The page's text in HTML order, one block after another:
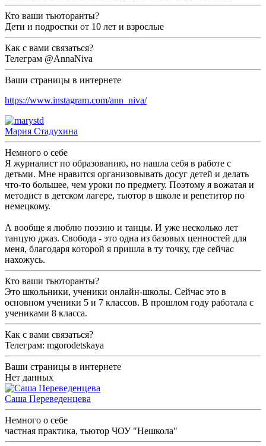
Кто ваши тьюторанты?
Дети и подростки от 10 лет и взрослые
Как с вами связаться?
Телеграм @AnnaNiva
Ваши страницы в интернете
https://www.instagram.com/ann_niva/
Мария Стадухина
Немного о себе
Я журналист по образованию, но нашла себя в работе с
детьми. Мне нравится организовывать досуг детей и делать
что-то большее, чем уроки по предмету. Поэтому я вожатая и
методист в детском лагере, тьютор в школе и репетитор по
немецкому.
А вообще я люблю поэзию и танцы. И уже несколько лет
танцую джаз. Свобода - это одна из базовых ценностей для
меня, благодаря которой я пришла в ту точку, где сейчас
нахожусь.
Кто ваши тьюторанты?
Это школьники, ученики онлайн-школы. Сейчас это в
основном ученики 5 и 7 классов. В прошлом году работала с
учениками 8 класса.
Как с вами связаться?
Телеграм: mgorodetskaya
Ваши страницы в интернете
Нет данных
Саша Переведенцева
Немного о себе
частная практика, тьютор ЧОУ "Нешкола"